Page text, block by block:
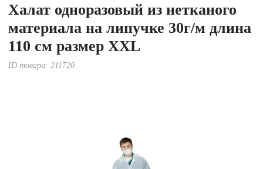
Халат одноразовый из нетканого
материала на липучке 30г/м длина
110 см размер XXL
ID товара:211720